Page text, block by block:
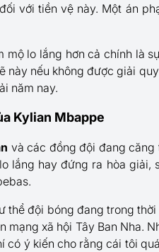
với tiền vệ này. Một án
mộ lo lắng hơn cả chính là
này nếu không được giải
năm nay.
Kylian Mbappe
và các đồng đội đang
lắng hay đứng ra hòa
thể đội bóng đang trong
mạng xã hội Tây Ban Nha.
có ý kiến cho rằng cái tôi